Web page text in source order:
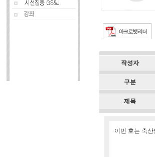
작성자
구분
제목
이번 호는 축